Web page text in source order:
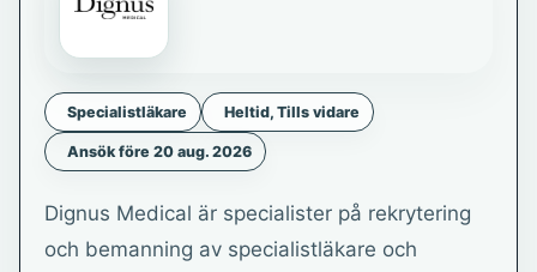
Specialistläkare Heltid, Tills vidare
Ansök före 20 aug. 2026
Dignus Medical är specialister på rekrytering
och bemanning av specialistläkare och